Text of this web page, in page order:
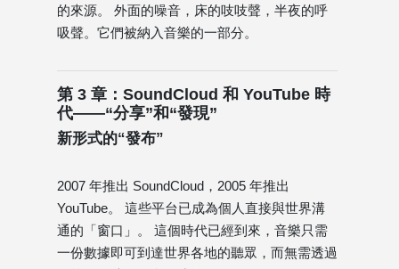
的來源。 外面的噪音，床的吱吱聲，半夜的呼
吸聲。它們被納入音樂的一部分。
第 3 章：SoundCloud 和 YouTube 時
代——“分享”和“發現”
新形式的“發布”
2007 年推出 SoundCloud，2005 年推出
YouTube。 這些平台已成為個人直接與世界溝
通的「窗口」。 這個時代已經到來，音樂只需
一份數據即可到達世界各地的聽眾，而無需透過